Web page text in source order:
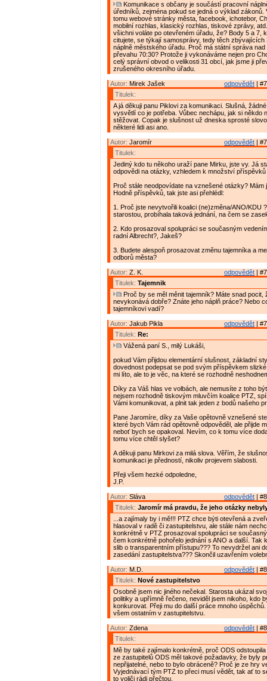
Komunikace s občany je součástí pracovní
úředníků, zejména pokud se jedná o výklad zákonů.
tomu webové stránky města, facebook, ichotebor,
mobilní rozhlas, klasický rozhlas, tiskové zprávy,
všichni voláte po otevřeném úřadu, že? Body 5 a 7,
citujete, se týkají samosprávy, tedy těch zbývajících
náplně městského úřadu. Proč má státní správa
převahu 70:30? Protože ji vykonáváme nejen pro
celý správní obvod o velikosti 31 obcí, jak jsme ji
zrušeného okresního úřadu.
odpovědět |
Autor: Mirek Jašek
Titulek:
A já děkuji panu Piklovi za komunikaci. Slušná,
vysvětlí co je potřeba. Vůbec nechápu, jak si někdo
stěžovat. Copak je slušnost už dneska sprosté
některé lidi asi ano.
odpovědět |
Autor: Jaromír
Titulek:
Jediný kdo tu někoho uraží pane Mirku, jste vy. Já
odpovědi na otázky, vzhledem k množství příspěvků
Proč stále neodpovídate na vznešené otázky? Mám
Hodně příspěvků, tak jste asi přehlédl:
1. Proč jste nevytvořili koalici (ne)změna/ANO/KDU
starostou, probíhala taková jednání, na čem se
2. Kdo prosazoval spolupráci se současným
radní Albrecht?, Jakeš?
3. Budete alespoň prosazovat změnu tajemníka a
odborů města?
odpovědět |
Autor: Z. K.
Titulek: Tajemnik
Proč by se měl měnit tajemník? Máte snad pocit,
nevykonává dobře? Znáte jeho náplň práce? Nebo
tajemníkovi vadí?
odpovědět |
Autor: Jakub Pikla
Titulek: Re:
Vážená paní S., milý Lukáši,
pokud Vám přijdou elementární slušnost, základní
dovednost podepsat se pod svým příspěvkem
mi líto, ale to je věc, na které se rozhodně
Díky za Váš hlas ve volbách, ale nemusíte z toho
nejsem rozhodně tiskovým mluvčím koalice PTZ,
Vámi komunikovat, a plnit tak jeden z bodů našeho
Pane Jaromíre, díky za Vaše opětovně vznešené
které bych Vám rád opětovně odpověděl, ale přijde
neboť bych se opakoval. Nevím, co k tomu více
tomu více chtěl slyšet?
A děkuji panu Mirkovi za milá slova. Věřím, že
komunikaci je předností, nikoliv projevem slabosti.
Přeji všem hezké odpoledne,
J.P.
odpovědět |
Autor: Sláva
Titulek: Jaromír má pravdu, že jeho otázky
...a zajímaly by i mě!!! PTZ chce býti otevřená a
hlasoval v radě či zastupitelstvu, ale stále nám
konkrétně v PTZ prosazoval spolupráci se
čem konkrétně pohořelo jednání s ANO a další. Tak
slib o transparentním přístupu??? To nevydržel ani
zasedání zastupitelstva??? Skončil uzavřením
odpovědět |
Autor: M.D.
Titulek: Nové zastupitelstvo
Osobně jsem nic jiného nečekal. Starosta ukázal
politiky a upřímně řečeno, neviděl jsem nikoho, kdo
konkurovat. Přeji mu do další práce mnoho úspěchů.
všem ostatním v zastupitelstvu.
odpovědět |
Autor: Zdena
Titulek:
Mě by také zajímalo konkrétně, proč ODS
ze zastupitelů ODS měl takové požadavky, že byly
nepřijatelné, nebo to bylo obráceně? Proč je ze hry
Vyjednávací tým PTZ to přeci musí vědět, tak ať to
to voliči rádi přečtou.